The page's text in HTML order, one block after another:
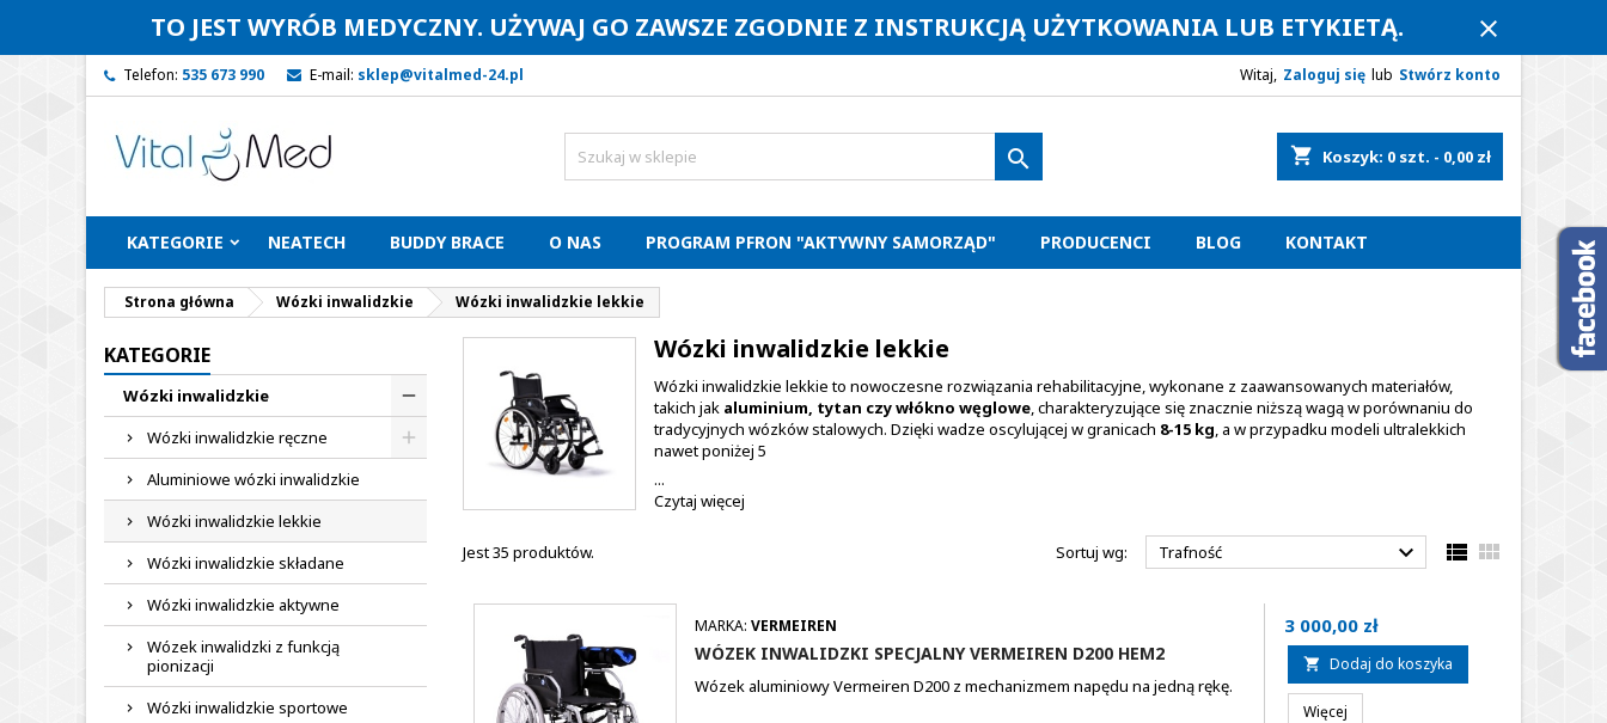
TO JEST WYRÓB MEDYCZNY. UŻYWAJ GO ZAWSZE ZGODNIE Z INSTRUKCJĄ UŻYTKOWANIA LUB ETYKIETĄ. close
Telefon: 535 673 990 E-mail: sklep@vitalmed-24.pl Witaj, Zaloguj się lub Stwórz konto
shopping_cart Koszyk: 0 szt. - 0,00 zł

KATEGORIE NEATECH BUDDY BRACE O NAS PROGRAM PFRON "AKTYWNY SAMORZĄD" PRODUCENCI BLOG KONTAKT
Strona główna Wózki inwalidzkie Wózki inwalidzkie lekkie
KATEGORIE
Wózki inwalidzkie
Wózki inwalidzkie ręczne
Aluminiowe wózki inwalidzkie
Wózki inwalidzkie lekkie
Wózki inwalidzkie składane
Wózki inwalidzkie aktywne
Wózek inwalidzki z funkcją
pionizacji
Wózki inwalidzkie sportowe
Wózki inwalidzkie lekkie
Wózki inwalidzkie lekkie to nowoczesne rozwiązania rehabilitacyjne, wykonane z zaawansowanych materiałów,
takich jak aluminium, tytan czy włókno węglowe, charakteryzujące się znacznie niższą wagą w porównaniu do
tradycyjnych wózków stalowych. Dzięki wadze oscylującej w granicach 8-15 kg, a w przypadku modeli ultralekkich
nawet poniżej 5
...
Czytaj więcej
Jest 35 produktów. Sortuj wg: Trafność   
MARKA:VERMEIREN
WÓZEK INWALIDZKI SPECJALNY VERMEIREN D200 HEM2
Wózek aluminiowy Vermeiren D200 z mechanizmem napędu na jedną rękę.
Cena
3 000,00 zł
 Dodaj do koszyka
Więcej